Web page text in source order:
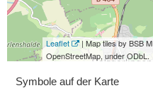
Leaflet
| Map tiles by BSB
OpenStreetMap, under ODbL.
Symbole auf der Karte